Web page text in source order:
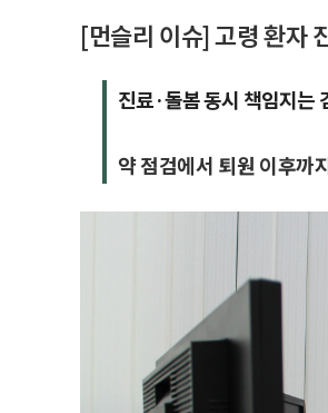
[먼슬리 이슈] 고령 환자
진료·돌봄 동시 책임지는
약 점검에서 퇴원 이후까